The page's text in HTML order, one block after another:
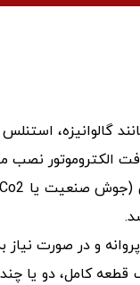
و در صورت نیاز
فن به صورت یک قطعه